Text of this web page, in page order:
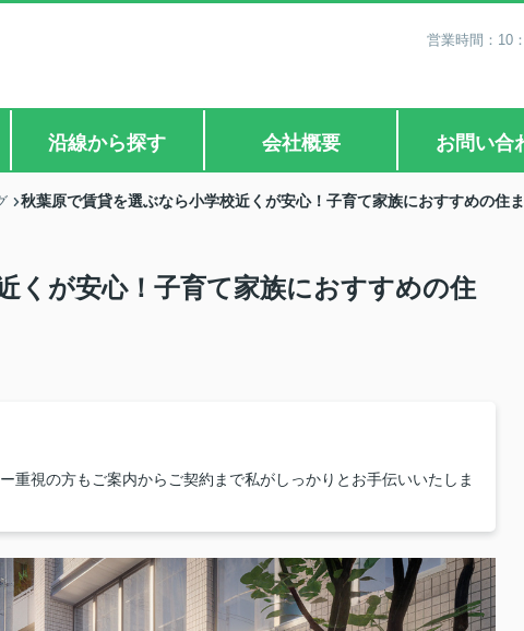
営業時間：10
沿線から探す 会社概要 お問い合
秋葉原で賃貸を選ぶなら小学校近くが安心！子育て家族におすすめの住
くが安心！子育て家族におすすめの住
重視の方もご案内からご契約まで私がしっかりとお手伝いいたしま